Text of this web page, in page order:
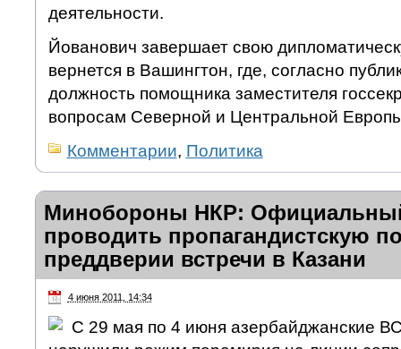
деятельности.
Йованович завершает свою
вернется в Вашингтон, где, согласно
должность помощника заместителя
вопросам Северной и Центральной
Комментарии, Политика
Минобороны НКР:
проводить пропагандистскую
преддверии встречи в Казани
4 июня 2011, 14:34
С 29 мая по 4 июня азербайджанские